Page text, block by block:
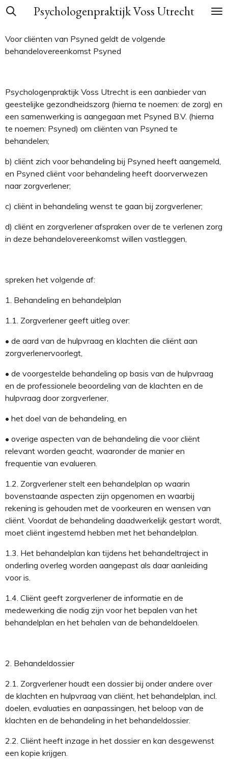
Ga
naar
de
Psychologenpraktijk Voss Utrecht
Voor cliënten van Psyned geldt de volgende
behandelovereenkomst Psyned
Psychologenpraktijk Voss Utrecht is een aanbieder van
geestelijke gezondheidszorg (hierna te noemen: de zorg) en
een samenwerking is aangegaan met Psyned B.V. (hierna
te noemen: Psyned) om cliënten van Psyned te
behandelen;
b) cliënt zich voor behandeling bij Psyned heeft aangemeld,
en Psyned cliënt voor behandeling heeft doorverwezen
naar zorgverlener;
c) cliënt in behandeling wenst te gaan bij zorgverlener;
d) cliënt en zorgverlener afspraken overde te verlenen zorg
in deze behandelovereenkomst willen vastleggen,
spreken het volgende af:
1. Behandeling en behandelplan
1.1. Zorgverlenergeeft uitleg over:
• de aard van de hulpvraag en klachten die cliënt aan
zorgverlenervoorlegt,
• de voorgestelde behandeling op basis van de hulpvraag
en de professionele beoordeling van de klachten en de
hulpvraag door zorgverlener,
• het doel van de behandeling, en
• overige aspecten van de behandeling die voorcliënt
relevant worden geacht, waaronder de manier en
frequentie van evalueren.
1.2. Zorgverlenerstelt een behandelplan op waarin
bovenstaande aspecten zijn opgenomen en waarbij
rekening is gehouden met de voorkeuren en wensen van
cliënt. Voordat de behandeling daadwerkelijk gestart wordt,
moet cliënt ingestemd hebben met het behandelplan.
1.3. Het behandelplan kan tijdens het behandeltraject in
onderling overleg worden aangepast als daar aanleiding
voor is.
1.4. Cliënt geeft zorgverlener de informatie en de
medewerking die nodig zijn voor het bepalen van het
behandelplan en het behalen van de behandeldoelen.
2. Behandeldossier
2.1. Zorgverlener houdt een dossier bij onder andere over
de klachten en hulpvraag van cliënt, het behandelplan, incl.
doelen, evaluaties en aanpassingen, het beloop van de
klachten en de behandeling in het behandeldossier.
2.2. Cliënt heeft inzage in het dossier en kan desgewenst
een kopie krijgen.